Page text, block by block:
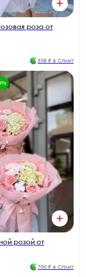
роза от
538 ₽ в Сплит
розой от
700 ₽ в Сплит